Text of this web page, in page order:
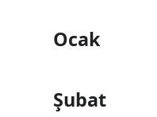
Ocak
Şubat